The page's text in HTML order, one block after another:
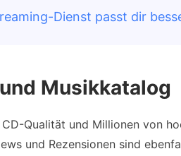
Dienst passt dir
Musikkatalog
Qualität und Millionen von
und Rezensionen sind